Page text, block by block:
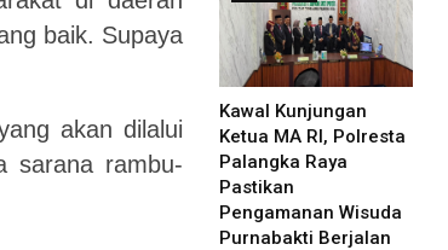
baik. Supaya
akan dilalui
sarana rambu-
Kawal Kunjungan
Ketua MA RI, Polresta
Palangka Raya
Pastikan
Pengamanan Wisuda
Purnabakti Berjalan